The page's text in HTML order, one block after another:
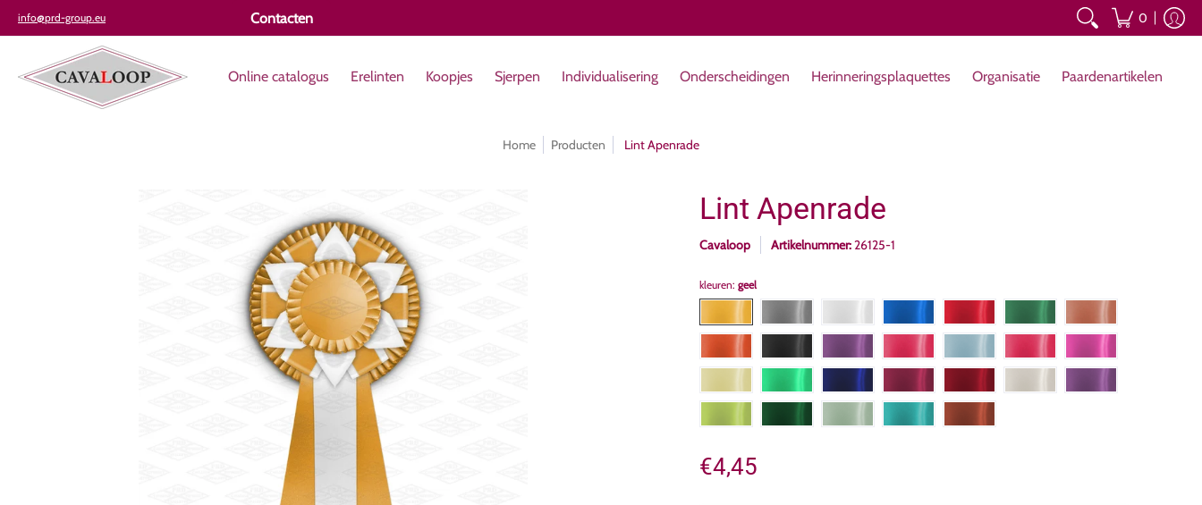
Koopjes
info@prd-group.eu Contacten 0
Online catalogus Erelinten Koopjes Sjerpen Individualisering Onderscheidingen Herinneringsplaquettes Organisatie Paardenartikelen
Home Producten Lint Apenrade
Lint Apenrade
Cavaloop Artikelnummer:26125-1
kleuren:geel
€4,45